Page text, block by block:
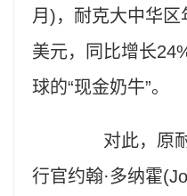
月)，耐克大中华
美元，同比增长
球的“现金奶牛”。
对此，原耐
行官约翰·多纳霍